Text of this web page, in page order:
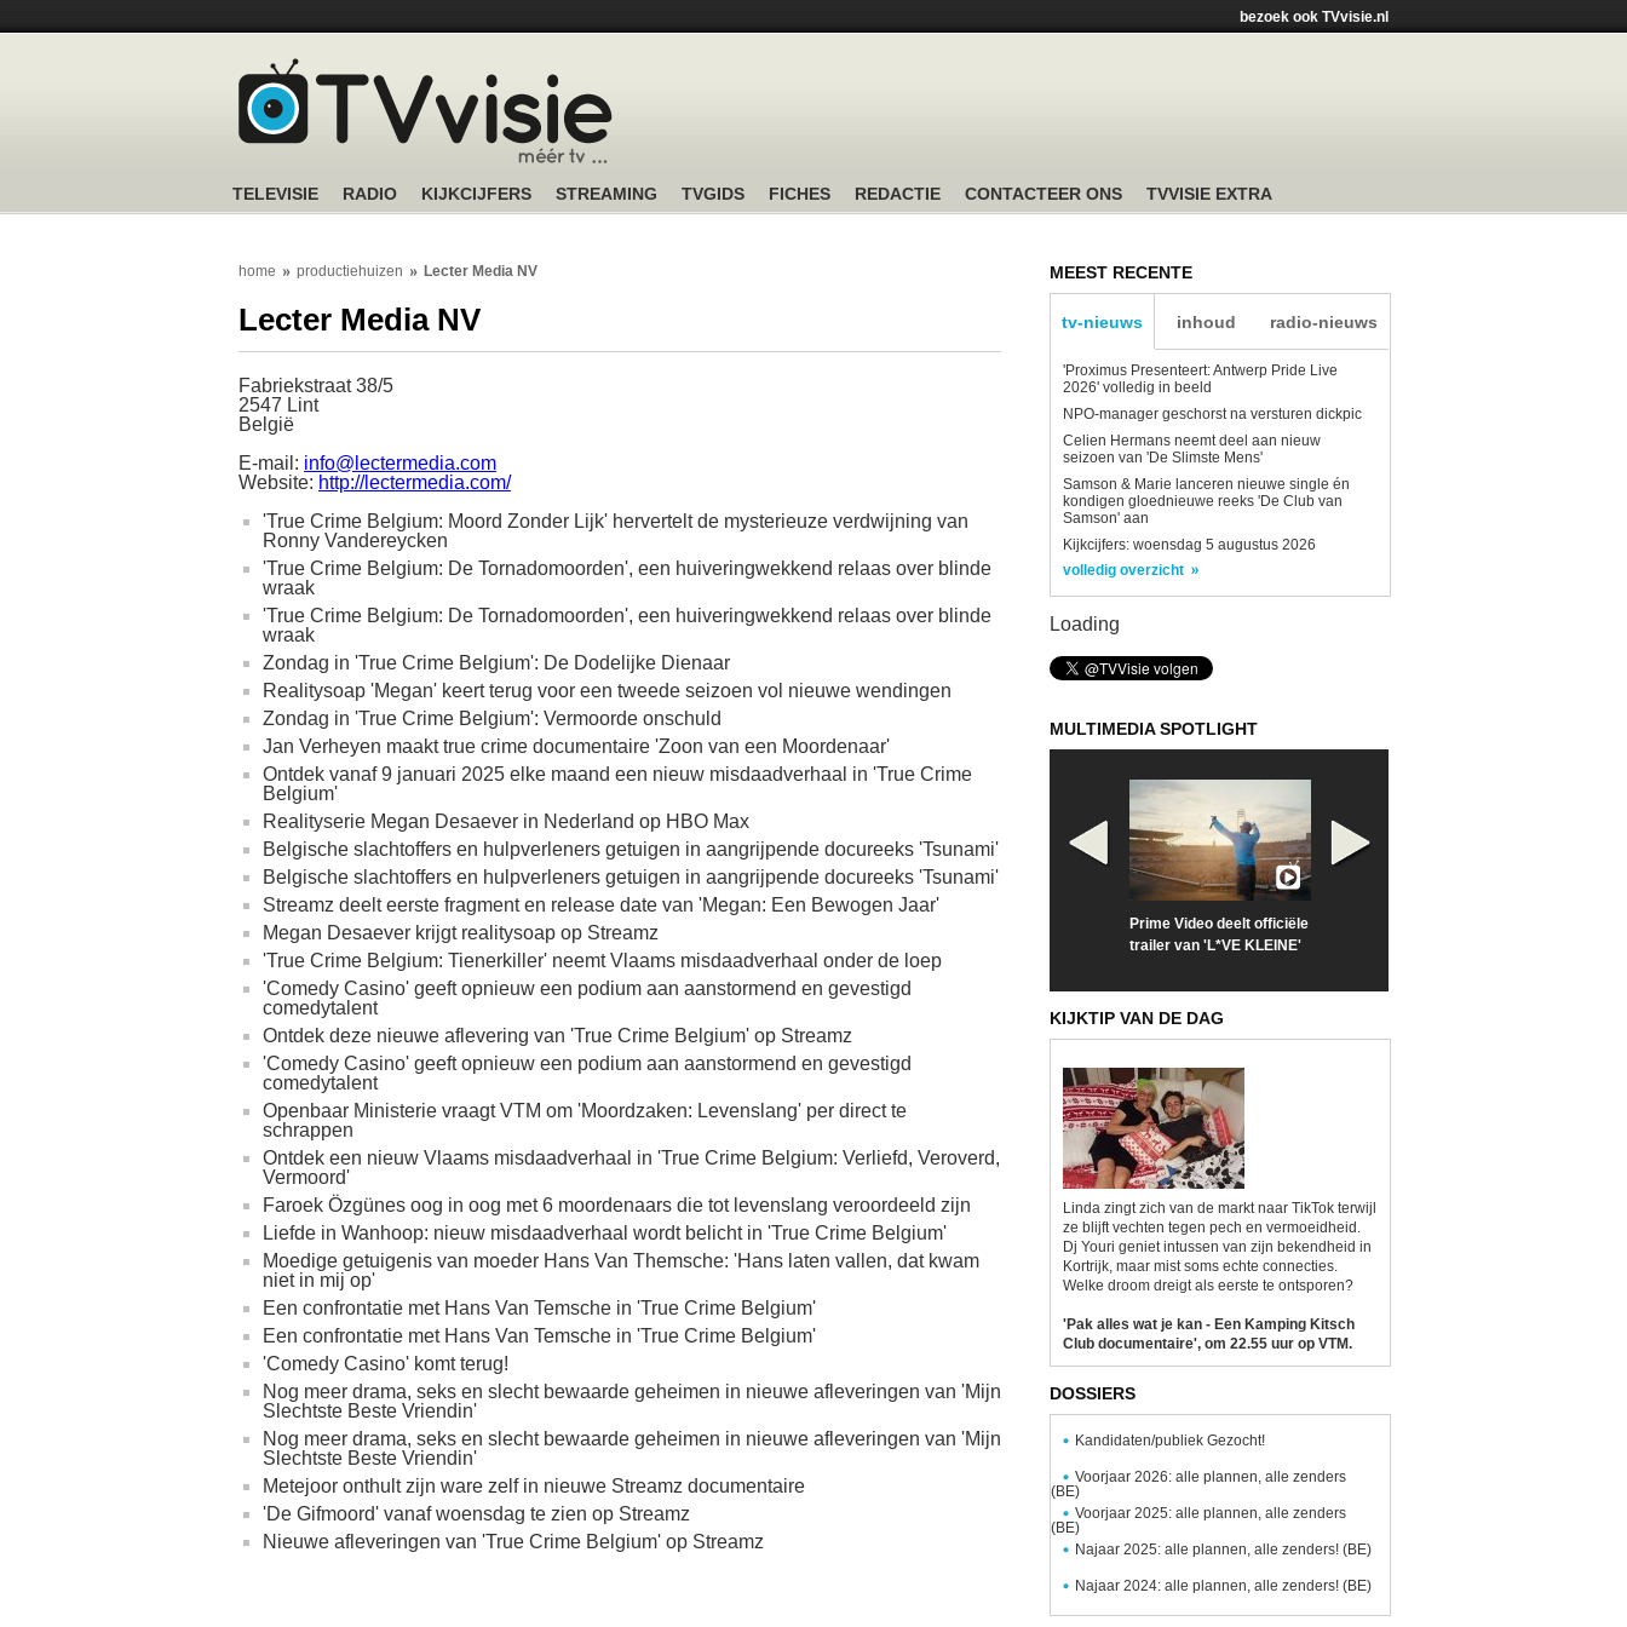
bezoek ook TVvisie.nl
TELEVISIE RADIO KIJKCIJFERS STREAMING TVGIDS FICHES REDACTIE CONTACTEER ONS TVVISIE EXTRA
home productiehuizen Lecter Media NV
Lecter Media NV
Fabriekstraat 38/5
2547 Lint
België
E-mail: info@lectermedia.com
Website: http://lectermedia.com/
'True Crime Belgium: Moord Zonder Lijk' hervertelt de mysterieuze verdwijning van
Ronny Vandereycken
'True Crime Belgium: De Tornadomoorden', een huiveringwekkend relaas over blinde
wraak
'True Crime Belgium: De Tornadomoorden', een huiveringwekkend relaas over blinde
wraak
Zondag in 'True Crime Belgium': De Dodelijke Dienaar
Realitysoap 'Megan' keert terug voor een tweede seizoen vol nieuwe wendingen
Zondag in 'True Crime Belgium': Vermoorde onschuld
Jan Verheyen maakt true crime documentaire 'Zoon van een Moordenaar'
Ontdek vanaf 9 januari 2025 elke maand een nieuw misdaadverhaal in 'True Crime
Belgium'
Realityserie Megan Desaever in Nederland op HBO Max
Belgische slachtoffers en hulpverleners getuigen in aangrijpende docureeks 'Tsunami'
Belgische slachtoffers en hulpverleners getuigen in aangrijpende docureeks 'Tsunami'
Streamz deelt eerste fragment en release date van 'Megan: Een Bewogen Jaar'
Megan Desaever krijgt realitysoap op Streamz
'True Crime Belgium: Tienerkiller' neemt Vlaams misdaadverhaal onder de loep
'Comedy Casino' geeft opnieuw een podium aan aanstormend en gevestigd
comedytalent
Ontdek deze nieuwe aflevering van 'True Crime Belgium' op Streamz
'Comedy Casino' geeft opnieuw een podium aan aanstormend en gevestigd
comedytalent
Openbaar Ministerie vraagt VTM om 'Moordzaken: Levenslang' per direct te
schrappen
Ontdek een nieuw Vlaams misdaadverhaal in 'True Crime Belgium: Verliefd, Veroverd,
Vermoord'
Faroek Özgünes oog in oog met 6 moordenaars die tot levenslang veroordeeld zijn
Liefde in Wanhoop: nieuw misdaadverhaal wordt belicht in 'True Crime Belgium'
Moedige getuigenis van moeder Hans Van Themsche: 'Hans laten vallen, dat kwam
niet in mij op'
Een confrontatie met Hans Van Temsche in 'True Crime Belgium'
Een confrontatie met Hans Van Temsche in 'True Crime Belgium'
'Comedy Casino' komt terug!
Nog meer drama, seks en slecht bewaarde geheimen in nieuwe afleveringen van 'Mijn
Slechtste Beste Vriendin'
Nog meer drama, seks en slecht bewaarde geheimen in nieuwe afleveringen van 'Mijn
Slechtste Beste Vriendin'
Metejoor onthult zijn ware zelf in nieuwe Streamz documentaire
'De Gifmoord' vanaf woensdag te zien op Streamz
Nieuwe afleveringen van 'True Crime Belgium' op Streamz
MEEST RECENTE
tv-nieuws inhoud radio-nieuws
'Proximus Presenteert: Antwerp Pride Live
2026' volledig in beeld
NPO-manager geschorst na versturen dickpic
Celien Hermans neemt deel aan nieuw
seizoen van 'De Slimste Mens'
Samson & Marie lanceren nieuwe single én
kondigen gloednieuwe reeks 'De Club van
Samson' aan
Kijkcijfers: woensdag 5 augustus 2026
volledig overzicht
Loading
MULTIMEDIA SPOTLIGHT
Prime Video deelt officiële
trailer van 'L*VE KLEINE'
KIJKTIP VAN DE DAG
Linda zingt zich van de markt naar TikTok terwijl
ze blijft vechten tegen pech en vermoeidheid.
Dj Youri geniet intussen van zijn bekendheid in
Kortrijk, maar mist soms echte connecties.
Welke droom dreigt als eerste te ontsporen?
'Pak alles wat je kan - Een Kamping Kitsch
Club documentaire', om 22.55 uur op VTM.
DOSSIERS
Kandidaten/publiek Gezocht!
Voorjaar 2026: alle plannen, alle zenders
(BE)
Voorjaar 2025: alle plannen, alle zenders
(BE)
Najaar 2025: alle plannen, alle zenders! (BE)
Najaar 2024: alle plannen, alle zenders! (BE)